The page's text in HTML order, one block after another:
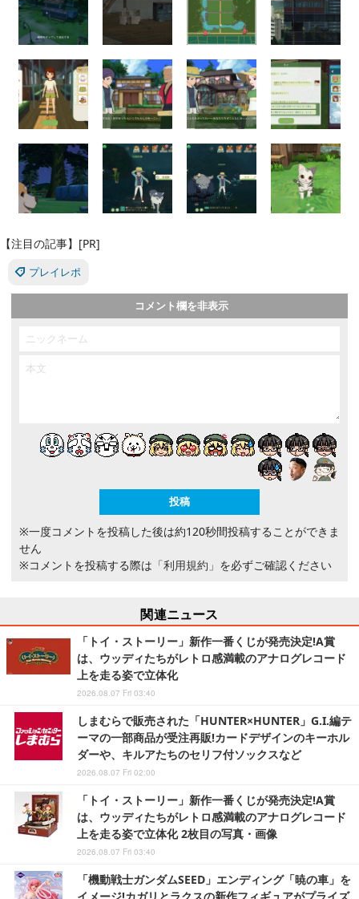
【注目の記事】[PR]
プレイレポ
コメント欄を非表示
※一度コメントを投稿した後は約120秒間投稿することができま
せん
※コメントを投稿する際は 「利用規約」 を必ずご確認ください
関連ニュース
「トイ・ストーリー」新作一番くじが発売決定!A賞
は、ウッディたちがレトロ感満載のアナログレコード
上を走る姿で立体化
2026.08.07 Fri 03:40
しまむらで販売された「HUNTER×HUNTER」G.I.編テ
ーマの一部商品が受注再販!カードデザインのキーホル
ダーや、キルアたちのセリフ付ソックスなど
2026.08.07 Fri 02:00
「トイ・ストーリー」新作一番くじが発売決定!A賞
は、ウッディたちがレトロ感満載のアナログレコード
上を走る姿で立体化 2枚目の写真・画像
2026.08.07 Fri 03:40
「機動戦士ガンダムSEED」エンディング「暁の車」を